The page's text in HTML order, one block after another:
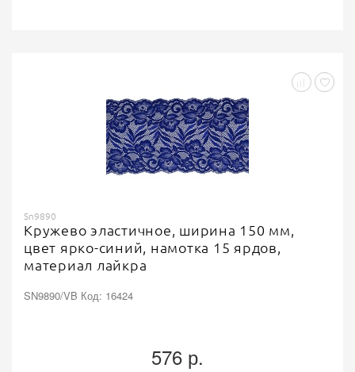
Sn9890
Кружево эластичное, ширина 150 мм,
цвет ярко-синий, намотка 15 ярдов,
материал лайкра
SN9890/VB Код: 16424
576 р.